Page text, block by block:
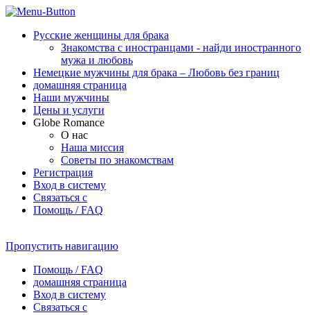
Pусские женщины для брака
Знакомства с иностранцами - найди иностранного
мужа и любовь
Немецкие мужчины для брака – Любовь без границ
домашняя страница
Наши мужчины
Цены и услуги
Globe Romance
О нас
Наша миссия
Советы по знакомствам
Регистрация
Вход в систему
Связаться с
Помощь / FAQ
Пропустить навигацию
Помощь / FAQ
домашняя страница
Вход в систему
Связаться с